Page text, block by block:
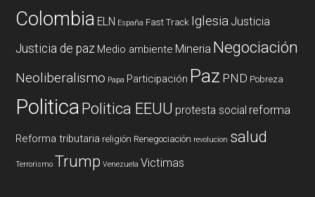
Colombia ELN España Fast Track Iglesia Justicia
Justicia de paz Medio ambiente Mineria Negociación
Neoliberalismo Papa Participación Paz PND Pobreza
PoliticaPolitica EEUU protesta social reforma
Reforma tributaria religión Renegociación revolucion salud
Terrorismo Trump Venezuela Victimas